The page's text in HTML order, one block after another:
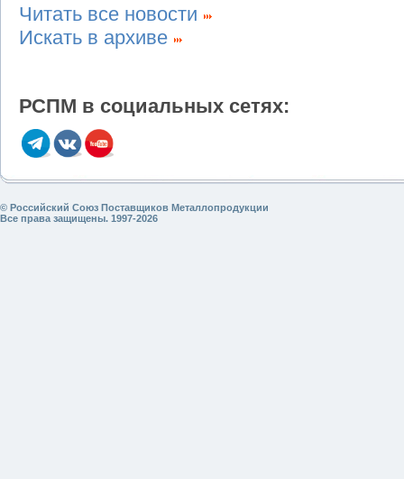
Читать все новости
Искать в архиве
РСПМ в социальных сетях:
© Российский Союз Поставщиков Металлопродукции
Все права защищены. 1997-2026